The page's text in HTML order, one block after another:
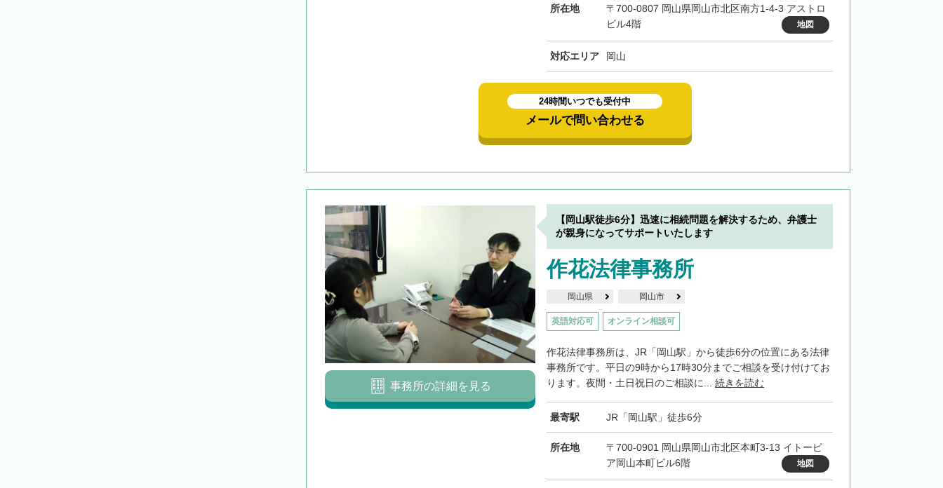
所在地
〒700-0807 岡山県岡山市北区南方1-4-3 アストロ
ビル4階
地図
対応エリア 岡山
24時間いつでも受付中
メールで問い合わせる
【岡山駅徒歩6分】迅速に相続問題を解決するため、弁護士
が親身になってサポートいたします
作花法律事務所
岡山県 岡山市
英語対応可 オンライン相談可
作花法律事務所は、JR「岡山駅」から徒歩6分の位置にある法律
事務所です。平日の9時から17時30分までご相談を受け付けてお
ります。夜間・土日祝日のご相談に... 続きを読む
最寄駅 JR「岡山駅」徒歩6分
所在地
〒700-0901 岡山県岡山市北区本町3-13 イトーピ
ア岡山本町ビル6階
地図
事務所の詳細を見る